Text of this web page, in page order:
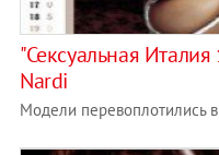
"Сексуальная
Nardi
Модели перевоплотились